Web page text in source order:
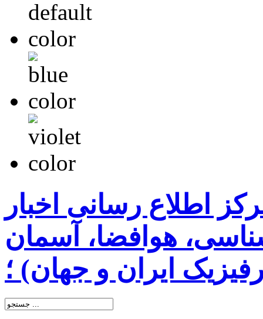
اطلاع رسانی اخبار
هوافضا، آسمان
ایران و جهان) ؛